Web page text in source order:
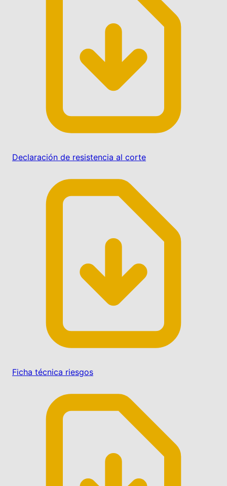
Declaración de resistencia al corte
Ficha técnica riesgos